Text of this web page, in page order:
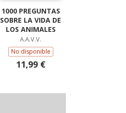
1000 PREGUNTAS
SOBRE LA VIDA DE
LOS ANIMALES
A.A.V.V.
No disponible
11,99 €